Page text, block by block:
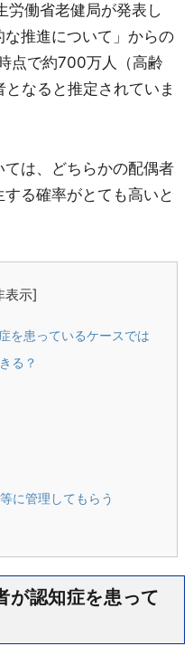
働省老健局が発表し
推進について」からの
点で約700万人（高齢
なると推定されていま
は、どちらかの配偶者
る確率がとても高いと
表示]
を患っているケースでは
る？
に管理してもらう
が認知症を患って